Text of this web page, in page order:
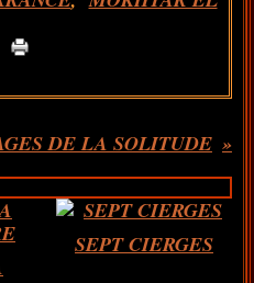
DE LA SOLITUDE
SEPT CIERGES